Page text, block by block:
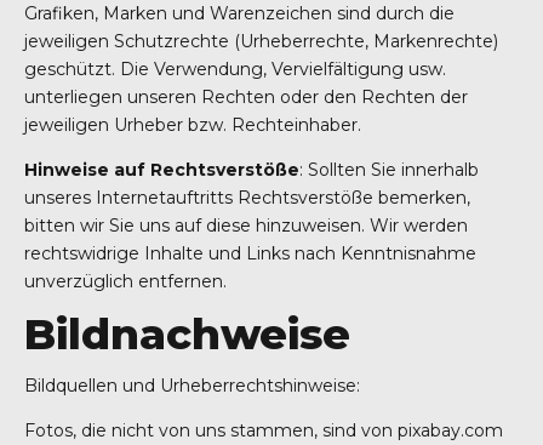
Grafiken, Marken und Warenzeichen sind durch die
jeweiligen Schutzrechte (Urheberrechte, Markenrechte)
geschützt. Die Verwendung, Vervielfältigung usw.
unterliegen unseren Rechten oder den Rechten der
jeweiligen Urheber bzw. Rechteinhaber.
Hinweise auf Rechtsverstöße: Sollten Sie innerhalb
unseres Internetauftritts Rechtsverstöße bemerken,
bitten wir Sie uns auf diese hinzuweisen. Wir werden
rechtswidrige Inhalte und Links nach Kenntnisnahme
unverzüglich entfernen.
Bildnachweise
Bildquellen und Urheberrechtshinweise:
Fotos, die nicht von uns stammen, sind von pixabay.com